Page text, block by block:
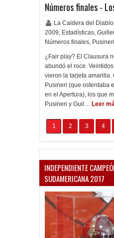
Números finales -
La Caldera del Diablo
2009, Estadísticas,
Números finales, Pusineri
¿Fair play? El Clausura
abundó el roce.
vieron la tarjeta amarilla.
Pusineri (que ostentaba
en el Apertura), los que
Pusineri y Guil… Leer
1 2 3 4
INDEPENDIENTE
SUDAMERICANA 2017